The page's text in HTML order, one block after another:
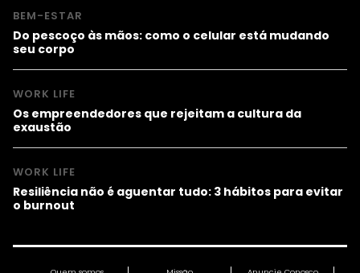
BEM-ESTAR
Do pescoço às mãos: como o celular está mudando
seu corpo
WORK LIFE
Os empreendedores que rejeitam a cultura da
exaustão
WORK LIFE
Resiliência não é aguentar tudo: 3 hábitos para evitar
o burnout